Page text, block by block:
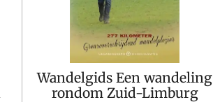
Wandelgids Een wandeling
rondom Zuid-Limburg